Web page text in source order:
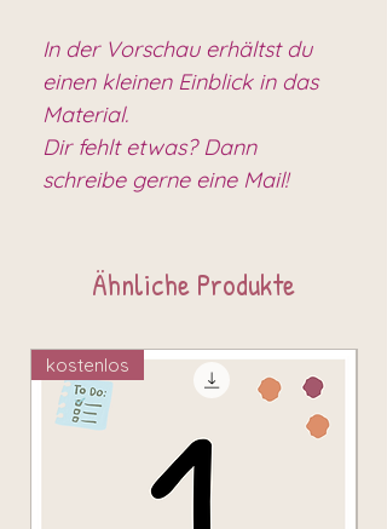
In der Vorschau erhältst du
einen kleinen Einblick in das
Material.
Dir fehlt etwas? Dann
schreibe gerne eine Mail!
Ähnliche Produkte
kostenlos